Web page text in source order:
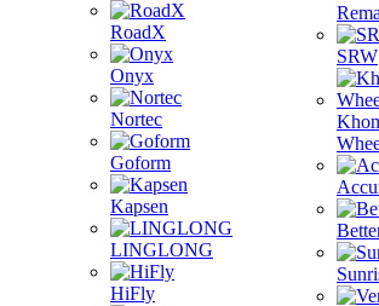
RoadX
Onyx
Nortec
Goform
Kapsen
LINGLONG
HiFly
SRW